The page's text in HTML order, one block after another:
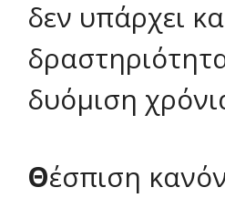
δεν υπάρχει
δυόμιση
Θέσπιση